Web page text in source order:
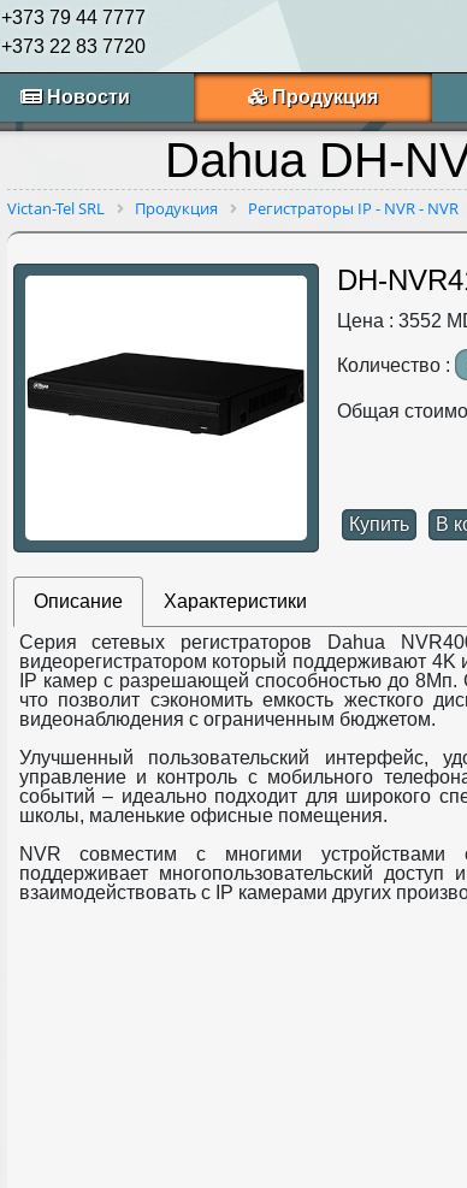
+373 79 44 7777
+373 22 83 7720
Новости Продукция
Dahua DH-
Victan-Tel SRL Продукция Регистраторы IP - NVR - NVR
DH-
Цена : 3552
Количество :
Общая
Купить В
Описание
Характеристики
Cерия сетевых регистраторов Dahua
видеорегистратором который поддерживают
IP камер с разрешающей способностью до
что позволит сэкономить емкость жесткого
видеонаблюдения с ограниченным бюджетом.
Улучшенный пользовательский
управление и контроль с мобильного
событий – идеально подходит для широкого
школы, маленькие офисные помещения.
NVR совместим с многими устройствами
поддерживает многопользовательский
взаимодействовать с IP камерами других